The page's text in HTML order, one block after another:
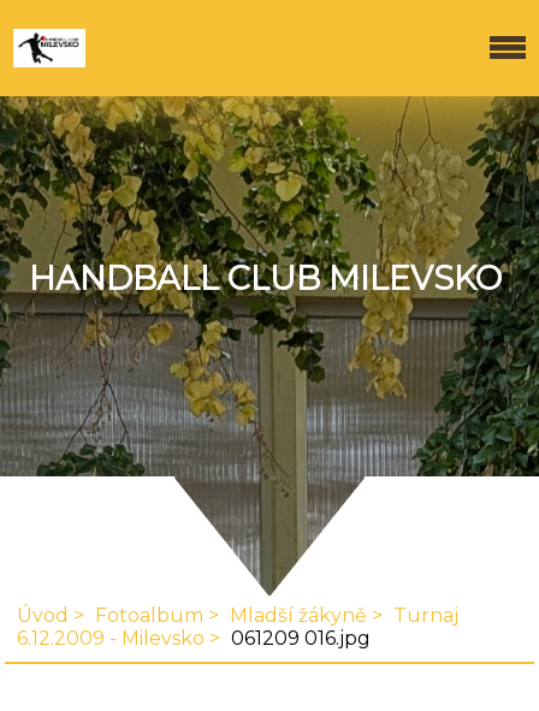
HANDBALL CLUB MILEVSKO
Úvod Fotoalbum Mladší žákyně
Turnaj
6.12.2009 - Milevsko
061209 016.jpg